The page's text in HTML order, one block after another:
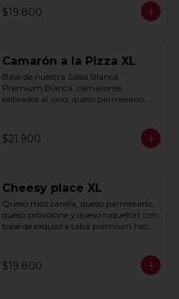
oregano y especias.
$19.800
Camarón a la Pizza XL
Base de nuestra Salsa Blanca
Premium Blanca, camarones
salteados al vino, queso parmesano,
$21.900
Cheesy place XL
Queso mozzarella, queso parmesano,
queso provolone y queso roquefort con
base de exquisita salsa premium hecha
$19.800